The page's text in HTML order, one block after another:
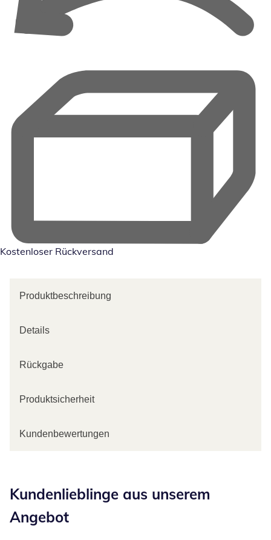
Kostenloser Rückversand
Produktbeschreibung
Details
Rückgabe
Produktsicherheit
Kundenbewertungen
Kundenlieblinge aus unserem
Angebot